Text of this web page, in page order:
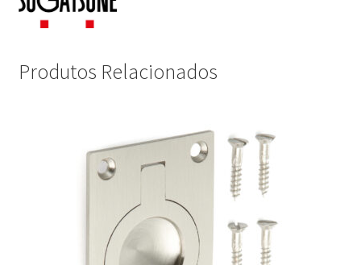
Produtos Relacionados